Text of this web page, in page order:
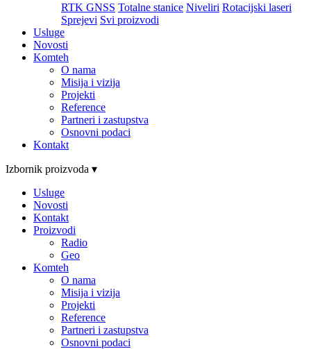
RTK GNSS Totalne stanice Niveliri Rotacijski laseri
Sprejevi Svi proizvodi
Usluge
Novosti
Komteh
O nama
Misija i vizija
Projekti
Reference
Partneri i zastupstva
Osnovni podaci
Kontakt
Izbornik proizvoda ▾
Usluge
Novosti
Kontakt
Proizvodi
Radio
Geo
Komteh
O nama
Misija i vizija
Projekti
Reference
Partneri i zastupstva
Osnovni podaci